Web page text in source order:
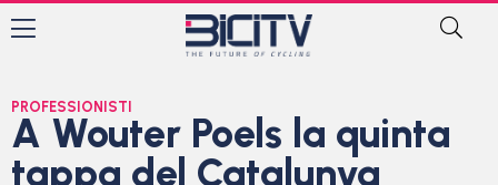
PROFESSIONISTI
A Wouter Poels la quinta
tappa del Catalunya